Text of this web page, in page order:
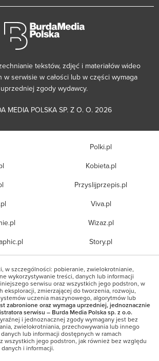
tekstów, zdjęć i materiałów wideo
w serwisie w całości lub w części wymaga
uprzedniej zgody wydawcy.
MEDIA POLSKA SP. Z O. O. 2026
Polki.pl
Kobieta.pl
Przyslijprzepis.pl
Viva.pl
Wizaz.pl
Story.pl
w szczególności: pobieranie, zwielokrotnianie,
wykorzystywanie treści, danych lub informacji
serwisu oraz wszystkich jego podstron, w
eksploracji, zmierzającej do tworzenia, rozwoju,
uczenia maszynowego, algorytmów lub
zabronione oraz wymaga uprzedniej, jednoznacznie
serwisu – Burda Media Polska sp. z o.o.
i jednoznacznej zgody wymagany jest bez
zwielokrotniania, przechowywania lub innego
lub informacji dostępnych w ramach
wszystkich jego podstron, jak również bez względu
i informacji.